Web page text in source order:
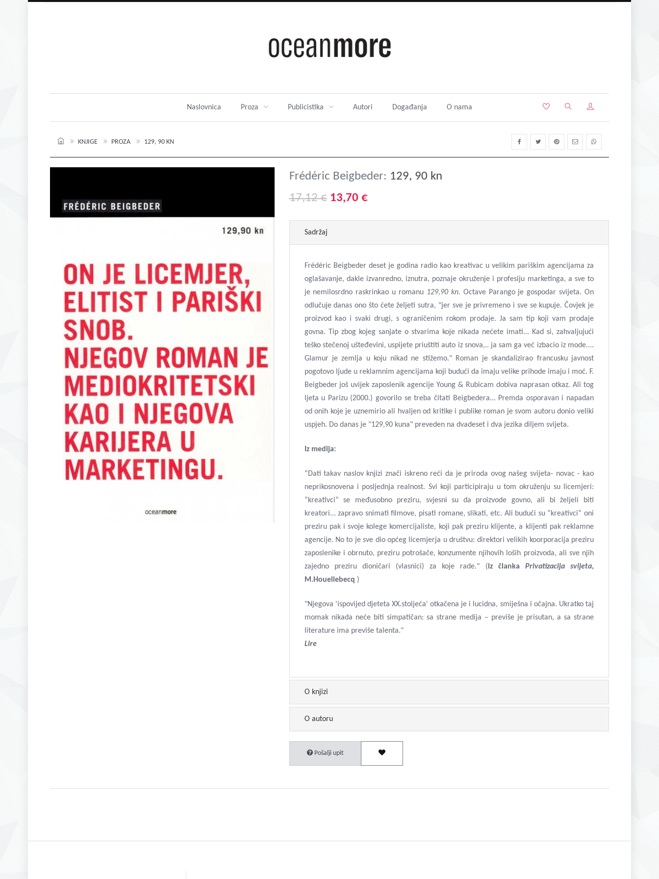
Naslovnica Proza Publicistika Autori Događanja O nama
KNJIGE PROZA 129, 90 KN
Frédéric Beigbeder: 129, 90 kn
17,12 € 13,70 €
Sadržaj
Frédéric Beigbeder deset je godina radio kao kreativac u velikim pariškim agencijama za
oglašavanje, dakle izvanredno, iznutra, poznaje okruženje i profesiju marketinga, a sve to
je nemilosrdno raskrinkao u romanu 129,90 kn. Octave Parango je gospodar svijeta. On
odlučuje danas ono što ćete željeti sutra, "jer sve je privremeno i sve se kupuje. Čovjek je
proizvod kao i svaki drugi, s ograničenim rokom prodaje. Ja sam tip koji vam prodaje
govna. Tip zbog kojeg sanjate o stvarima koje nikada nećete imati... Kad si, zahvaljujući
teško stečenoj ušteđevini, uspijete priuštiti auto iz snova,.. ja sam ga već izbacio iz mode....
Glamur je zemlja u koju nikad ne stižemo." Roman je skandalizirao francusku javnost
pogotovo ljude u reklamnim agencijama koji budući da imaju velike prihode imaju i moć. F.
Beigbeder još uvijek zaposlenik agencije Young & Rubicam dobiva naprasan otkaz. Ali tog
ljeta u Parizu (2000.) govorilo se treba čitati Beigbedera... Premda osporavan i napadan
od onih koje je uznemirio ali hvaljen od kritike i publike roman je svom autoru donio veliki
uspjeh. Do danas je "129,90 kuna" preveden na dvadeset i dva jezika diljem svijeta.
Iz medija:
“Dati takav naslov knjizi znači iskreno reći da je priroda ovog našeg svijeta- novac - kao
neprikosnovena i posljednja realnost. Svi koji participiraju u tom okruženju su licemjeri:
“kreativci” se međusobno preziru, svjesni su da proizvode govno, ali bi željeli biti
kreatori... zapravo snimati filmove, pisati romane, slikati, etc. Ali budući su “kreativci” oni
preziru pak i svoje kolege komercijaliste, koji pak preziru klijente, a klijenti pak reklamne
agencije. No to je sve dio općeg licemjerja u društvu: direktori velikih koorporacija preziru
zaposlenike i obrnuto, preziru potrošače, konzumente njihovih loših proizvoda, ali sve njih
zajedno preziru dioničari (vlasnici) za koje rade." (iz članka Privatizacija svijeta,
M.Houellebecq )
"Njegova 'ispovijed djeteta XX.stoljeća' otkačena je i lucidna, smiješna i očajna. Ukratko taj
momak nikada neće biti simpatičan: sa strane medija – previše je prisutan, a sa strane
literature ima previše talenta."
Lire
O knjizi
O autoru
Pošalji upit